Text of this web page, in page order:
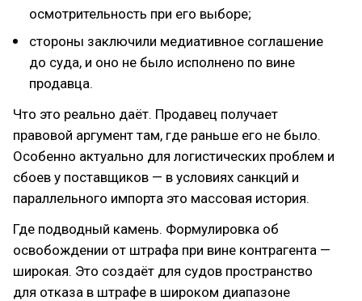
осмотрительность при его выборе;
стороны заключили медиативное соглашение
до суда, и оно не было исполнено по вине
продавца.
Что это реально даёт. Продавец получает
правовой аргумент там, где раньше его не было.
Особенно актуально для логистических проблем и
сбоев у поставщиков — в условиях санкций и
параллельного импорта это массовая история.
Где подводный камень. Формулировка об
освобождении от штрафа при вине контрагента —
широкая. Это создаёт для судов пространство
для отказа в штрафе в широком диапазоне